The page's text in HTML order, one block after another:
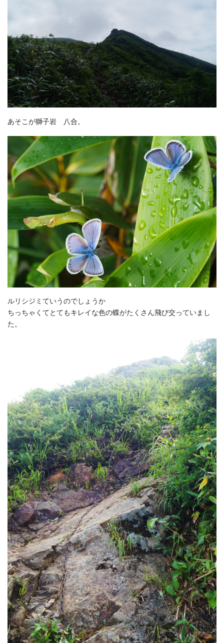
あそこが獅子岩 八合。
ルリシジミていうのでしょうか
ちっちゃくてとてもキレイな色の蝶がたくさん飛び交っていまし
た。